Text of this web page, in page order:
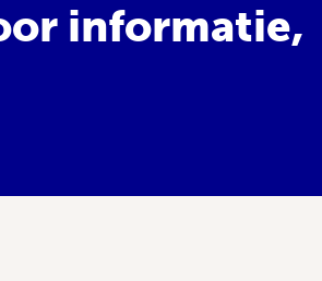
informatie,